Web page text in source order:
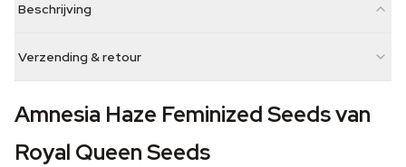
Beschrijving
Verzending & retour
Amnesia Haze Feminized Seeds van
Royal Queen Seeds